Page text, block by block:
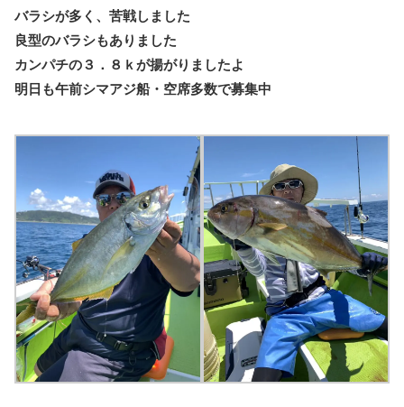
バラシが多く、苦戦しました
良型のバラシもありました
カンパチの３．８ｋが揚がりましたよ
明日も午前シマアジ船・空席多数で募集中